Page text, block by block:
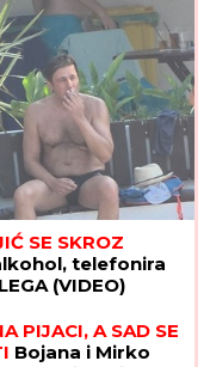
SE SKROZ
telefonira
(VIDEO)
PIJACI, A SAD SE
Bojana i Mirko